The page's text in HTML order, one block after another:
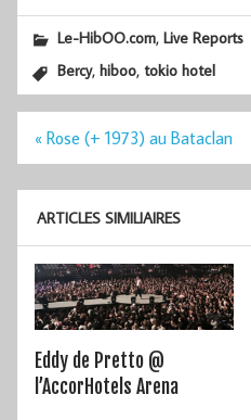
Le-HibOO.com,Live Reports
Bercy,hiboo,tokio hotel
Navigation
l’article
« Rose (+ 1973) au Bataclan
ARTICLES SIMILIAIRES
Eddy de Pretto @
l’AccorHotels Arena